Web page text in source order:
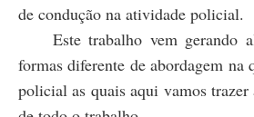
de condução na atividade policial.
Este trabalho vem gerando
formas diferente de abordagem na
policial as quais aqui vamos trazer